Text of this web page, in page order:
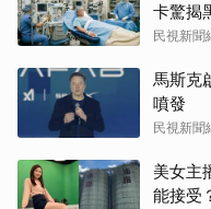
卡驚揭
民視新聞
馬斯克
噴發
民視新聞
美女主
能接受